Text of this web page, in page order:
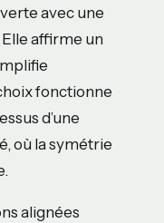
avec une
affirme un
fonctionne
d’une
où la symétrie
alignées